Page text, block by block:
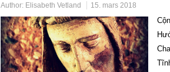
Author: Elisabeth Vetland 15. mars 2018